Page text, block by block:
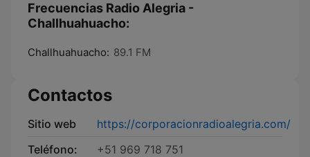
Frecuencias Radio Alegria -
Challhuahuacho:
Challhuahuacho: 89.1 FM
Contactos
Sitio web
https://corporacionradioalegria.com/
Teléfono:
+51 969 718 751